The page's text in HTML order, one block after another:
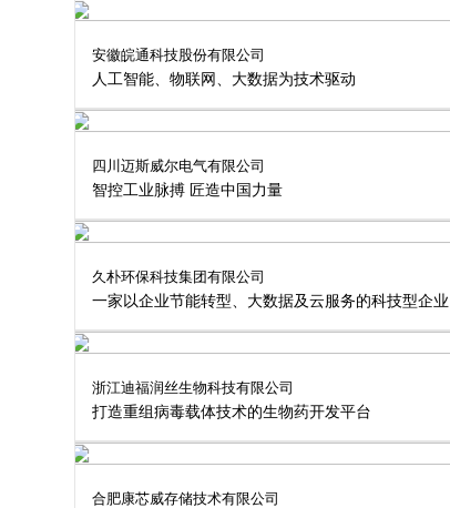
安徽皖通科技股份有限公司
人工智能、物联网、大数据为技术驱动
四川迈斯威尔电气有限公司
智控工业脉搏 匠造中国力量
久朴环保科技集团有限公司
一家以企业节能转型、大数据及云服务的科技型企业
浙江迪福润丝生物科技有限公司
打造重组病毒载体技术的生物药开发平台
合肥康芯威存储技术有限公司